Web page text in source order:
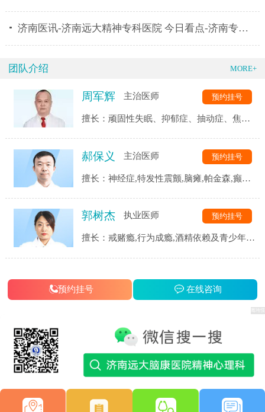
济南医讯-济南远大精神专科医院 今日看点-济南专业治
团队介绍 MORE+
周军辉 主治医师
擅长：顽固性失眠、抑郁症、抽动症、焦虑
等精神心理疾病的诊断与治疗。
预约挂号
郝保义 主治医师
擅长：神经症,特发性震颤,脑瘫,帕金森,癫痫,
预约挂号
郭树杰 执业医师
擅长：戒赌瘾,行为成瘾,酒精依赖及青少年网
预约挂号
预约挂号 在线咨询